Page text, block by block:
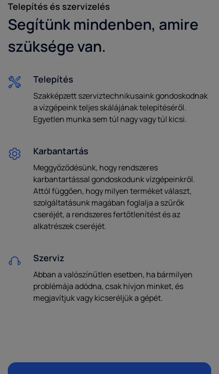
Email*
Hozzájárulok a személyes adatok marketing célú
feldolgozásához.
feldolgozásához.
Telepítés és szervizelés
Segítünk mindenben, amire
szüksége van.
Telepítés
Szakképzett szerviztechnikusaink gondoskodnak
a vízgépeink teljes skálájának telepítéséről.
Egyetlen munka sem túl nagy vagy túl kicsi.
Karbantartás
Meggyőződésünk, hogy rendszeres
karbantartással gondoskodunk vízgépeinkről.
Attól függően, hogy milyen terméket választ,
szolgáltatásunk magában foglalja a szűrők
cseréjét, a rendszeres fertőtlenítést és az
alkatrészek cseréjét.
Szerviz
Abban a valószínűtlen esetben, ha bármilyen
problémája adódna, csak hívjon minket, és
megjavítjuk vagy kicseréljük a gépét.